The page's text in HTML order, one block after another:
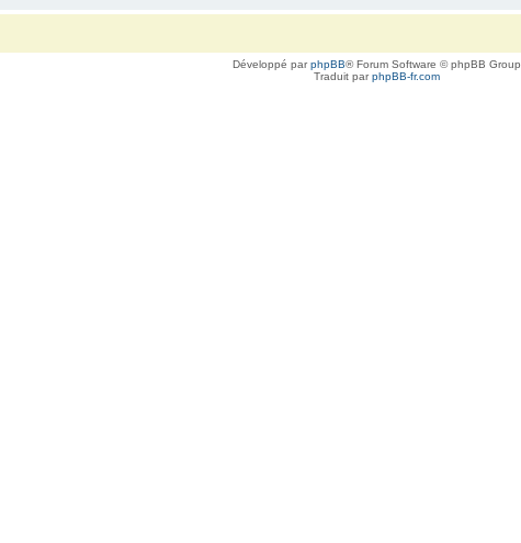
Développé parphpBB® Forum Software © phpBB Group
Traduit parphpBB-fr.com